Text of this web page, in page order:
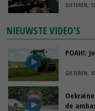
GISTEREN,
NIEUWSTE VIDEO'S
POAH!:
GISTEREN,
de